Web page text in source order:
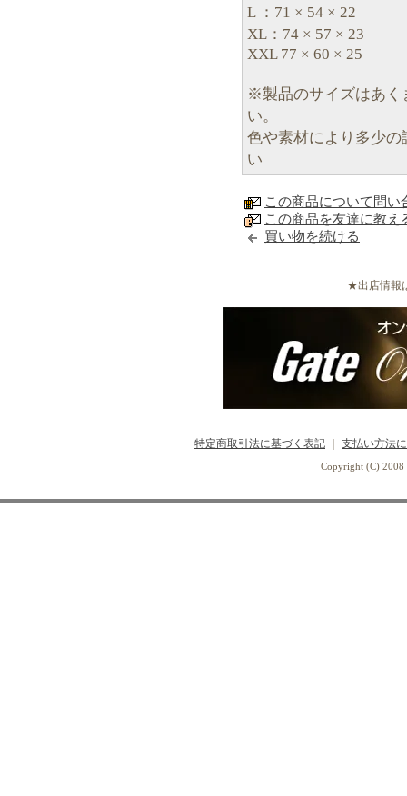
L ：71 × 54 × 22
XL：74 × 57 × 23
XXL 77 × 60 × 25
※製品のサイズはあく
い。
色や素材により多少
い
この商品について問い
この商品を友達に教え
買い物を続ける
★出店情報
特定商取引法に基づく表記 支払い方法
Copyright (C) 2008